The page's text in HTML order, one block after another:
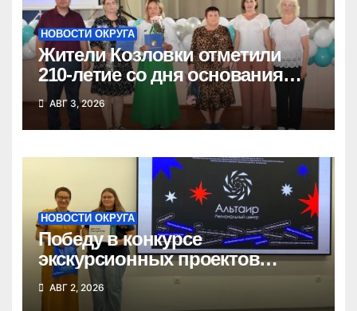
НОВОСТИ ОКРУГА
Жители Козловки отметили
210-летие со дня основания
села
АВГ 3, 2026
НОВОСТИ ОКРУГА
Победу в конкурсе
экскурсионных проектов
одержала школьница из
Татарска
АВГ 2, 2026